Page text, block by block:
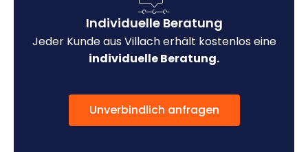
Individuelle Beratung
Jeder Kunde aus Villach erhält kostenlos eine
individuelle Beratung.
Unverbindlich anfragen